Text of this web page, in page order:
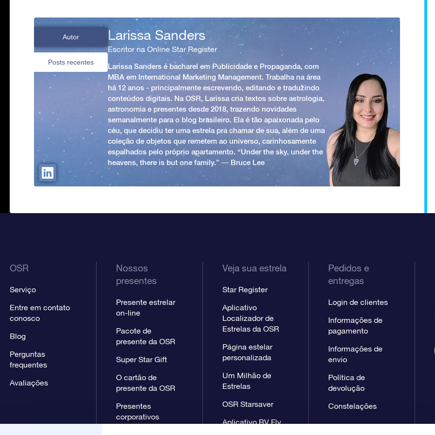
Autor
Posts recentes
Larissa Sanders
Escritor na Online Star Register
Larissa Sanders é bacharel em Publicidade e Propaganda, com
MBA em International Marketing Management. Trabalha na área
há 12 anos - principalmente escrevendo, editando e traduzindo
conteúdos digitais. Na OSR, Larissa cria textos sobre astrologia,
astronomia e presentes desde 2018, trazendo novidades
semanalmente para o blog brasileiro. Ela é tão apaixonada pelo
céu, que decidiu ter uma estrela pra chamar de sua, além de uma
coleção de objetos que remetem ao universo, carinhosamente
espalhados pelo próprio apartamento. “Under the sky, under the
heavens, there is but one family.” ― Bruce Lee
OSR
Serviço
Entre em contato
conosco
Blog
Perguntas
frequentes
Avaliações
Nossos
presentes
Presente estrelar
on-line
Pacote de
presente da OSR
Super Star Gift
O cartão de
presente da OSR
Presentes
corporativos
Veja sua estrela
Star Register
Aplicativo
Localizador de
Estrelas da OSR
Página estelar
personalizada
Um Milhão de
Estrelas
OSR Starsaver
Aplicativo RV Fly
Pedidos e
entregas
Login de clientes
Informações de
pagamento
Informações de
envio
Política de
devolução
Constelações